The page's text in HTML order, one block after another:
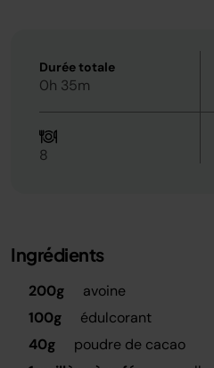
Durée totale
0h 35m
8
Ingrédients
200g
avoine
100g
édulcorant
40g
poudre de cacao